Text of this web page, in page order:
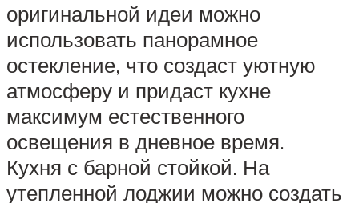
оригинальной идеи можно
использовать панорамное
остекление, что создаст уютную
атмосферу и придаст кухне
максимум естественного
освещения в дневное время.
Кухня с барной стойкой. На
утепленной лоджии можно создать